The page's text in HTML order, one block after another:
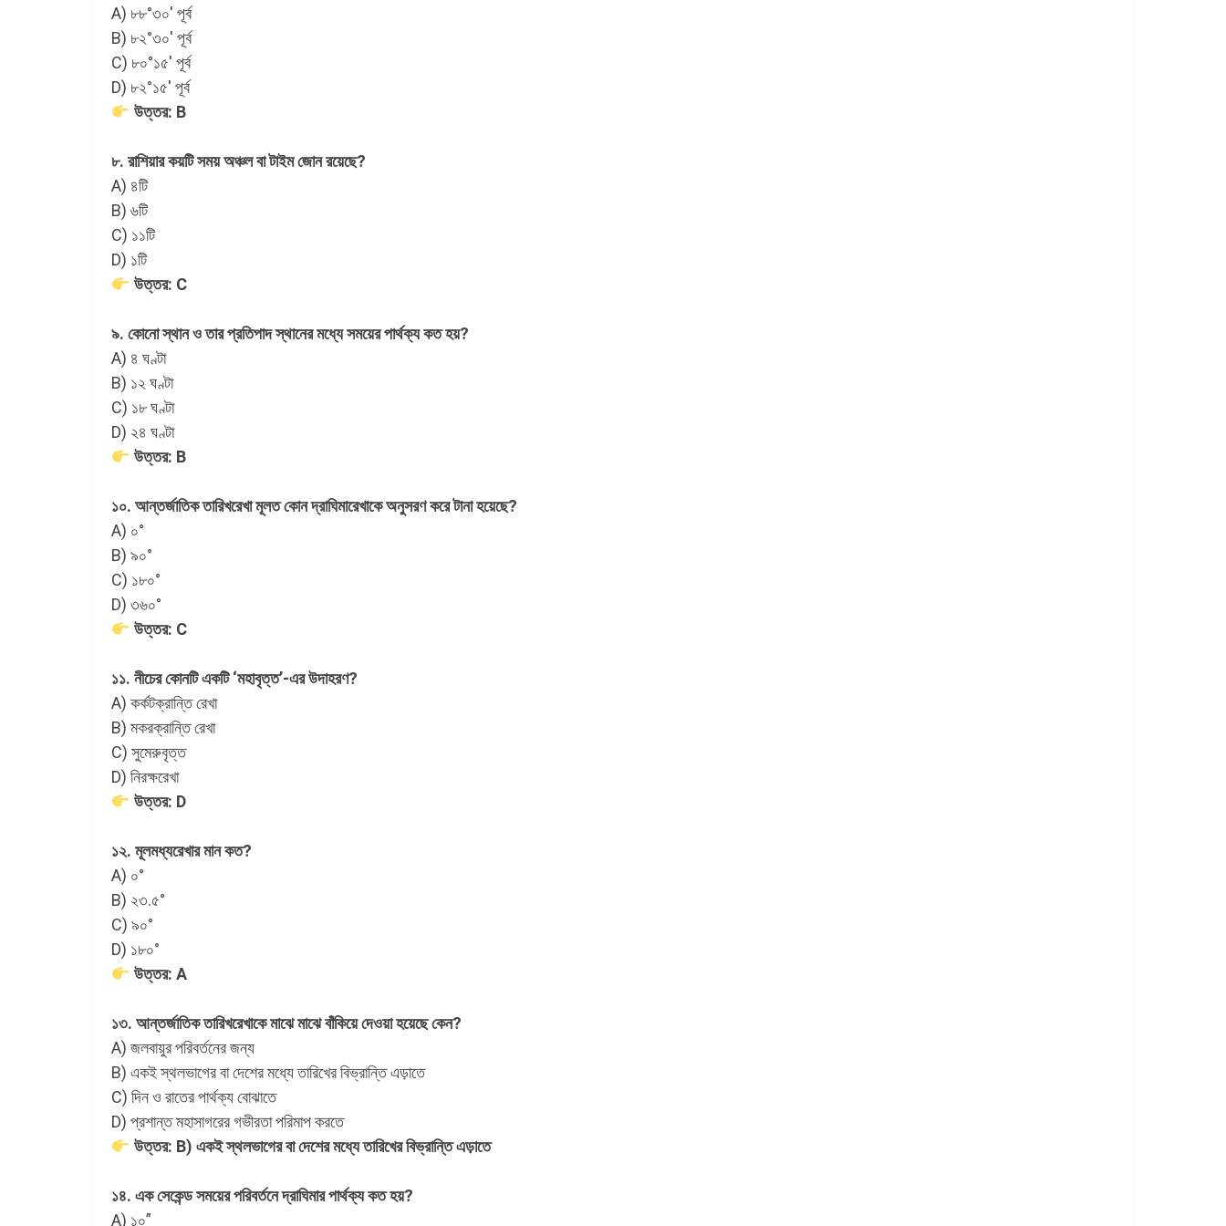
A) ৮৮°৩০′ পূর্ব
B) ৮২°৩০′ পূর্ব
C) ৮০°১৫′ পূর্ব
D) ৮২°১৫′ পূর্ব
উত্তর: B
৮. রাশিয়ার কয়টি সময় অঞ্চল বা টাইম জোন রয়েছে?
A) ৪টি
B) ৬টি
C) ১১টি
D) ১টি
উত্তর: C
৯. কোনো স্থান ও তার প্রতিপাদ স্থানের মধ্যে সময়ের পার্থক্য কত হয়?
A) ৪ ঘণ্টা
B) ১২ ঘণ্টা
C) ১৮ ঘণ্টা
D) ২৪ ঘণ্টা
উত্তর: B
১০. আন্তর্জাতিক তারিখরেখা মূলত কোন দ্রাঘিমারেখাকে অনুসরণ করে টানা হয়েছে?
A) ০°
B) ৯০°
C) ১৮০°
D) ৩৬০°
উত্তর: C
১১. নীচের কোনটি একটি ‘মহাবৃত্ত’-এর উদাহরণ?
A) কর্কটক্রান্তি রেখা
B) মকরক্রান্তি রেখা
C) সুমেরুবৃত্ত
D) নিরক্ষরেখা
উত্তর: D
১২. মূলমধ্যরেখার মান কত?
A) ০°
B) ২৩.৫°
C) ৯০°
D) ১৮০°
উত্তর: A
১৩. আন্তর্জাতিক তারিখরেখাকে মাঝে মাঝে বাঁকিয়ে দেওয়া হয়েছে কেন?
A) জলবায়ুর পরিবর্তনের জন্য
B) একই স্থলভাগের বা দেশের মধ্যে তারিখের বিভ্রান্তি এড়াতে
C) দিন ও রাতের পার্থক্য বোঝাতে
D) প্রশান্ত মহাসাগরের গভীরতা পরিমাপ করতে
উত্তর: B) একই স্থলভাগের বা দেশের মধ্যে তারিখের বিভ্রান্তি এড়াতে
১৪. এক সেকেন্ড সময়ের পরিবর্তনে দ্রাঘিমার পার্থক্য কত হয়?
A) ১০”